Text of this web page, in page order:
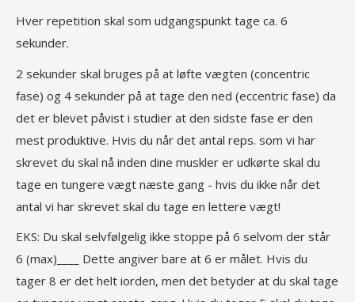
Hver repetition skal som udgangspunkt tage ca. 6
sekunder.
2 sekunder skal bruges på at løfte vægten (concentric
fase) og 4 sekunder på at tage den ned (eccentric fase) da
det er blevet påvist i studier at den sidste fase er den
mest produktive. Hvis du når det antal reps. som vi har
skrevet du skal nå inden dine muskler er udkørte skal du
tage en tungere vægt næste gang - hvis du ikke når det
antal vi har skrevet skal du tage en lettere vægt!
EKS: Du skal selvfølgelig ikke stoppe på 6 selvom der står
6 (max)____ Dette angiver bare at 6 er målet. Hvis du
tager 8 er det helt iorden, men det betyder at du skal tage